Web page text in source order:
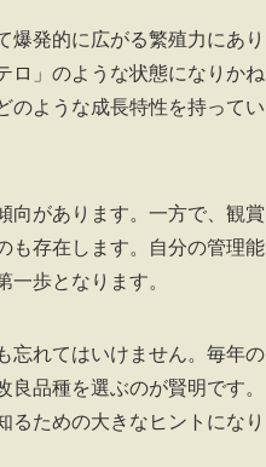
爆発的に広がる繁殖力にあり
ロ」のような状態になりかね
のような成長特性を持ってい
向があります。一方で、観賞
も存在します。自分の管理能
歩となります。
忘れてはいけません。毎年の
品種を選ぶのが賢明です。
るための大きなヒントになり